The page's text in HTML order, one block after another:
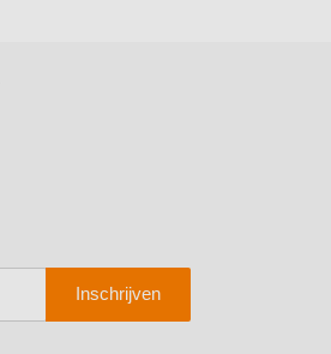
Inschrijven